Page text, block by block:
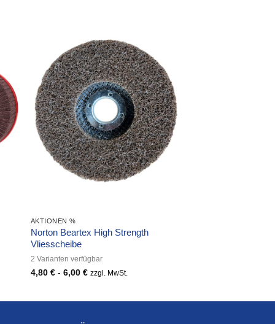
AKTIONEN %
Norton Beartex High Strength
Vliesscheibe
2 Varianten verfügbar
4,80 €- 6,00 € zzgl. MwSt.